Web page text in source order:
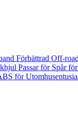
Förbättrad Off-
Passar för Spår
för